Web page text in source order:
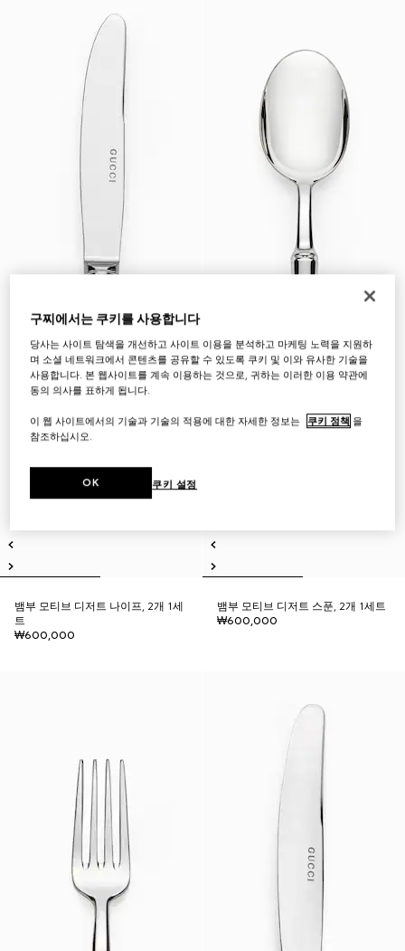
뱀부 모티브 디저트 나이프, 2개 1세
트
₩600,000
뱀부 모티브 디저트 스푼, 2개 1세트
₩600,000
구찌에서는 쿠키를 사용합니다
당사는 사이트 탐색을 개선하고 사이트 이용을 분석하고 마케팅 노력을 지원하
며 소셜 네트워크에서 콘텐츠를 공유할 수 있도록 쿠키 및 이와 유사한 기술을
사용합니다. 본 웹사이트를 계속 이용하는 것으로, 귀하는 이러한 이용 약관에
동의 의사를 표하게 됩니다.
이 웹 사이트에서의 기술과 기술의 적용에 대한 자세한 정보는 쿠키 정책 을
참조하십시오.
쿠키 설정
OK